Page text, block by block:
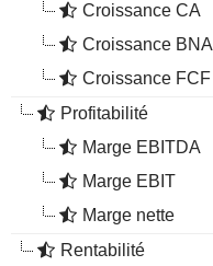
Croissance CA
Croissance BNA
Croissance FCF
Profitabilité
Marge EBITDA
Marge EBIT
Marge nette
Rentabilité